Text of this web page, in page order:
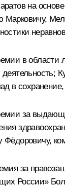
на
в
деятельность;
в
за
за
России»